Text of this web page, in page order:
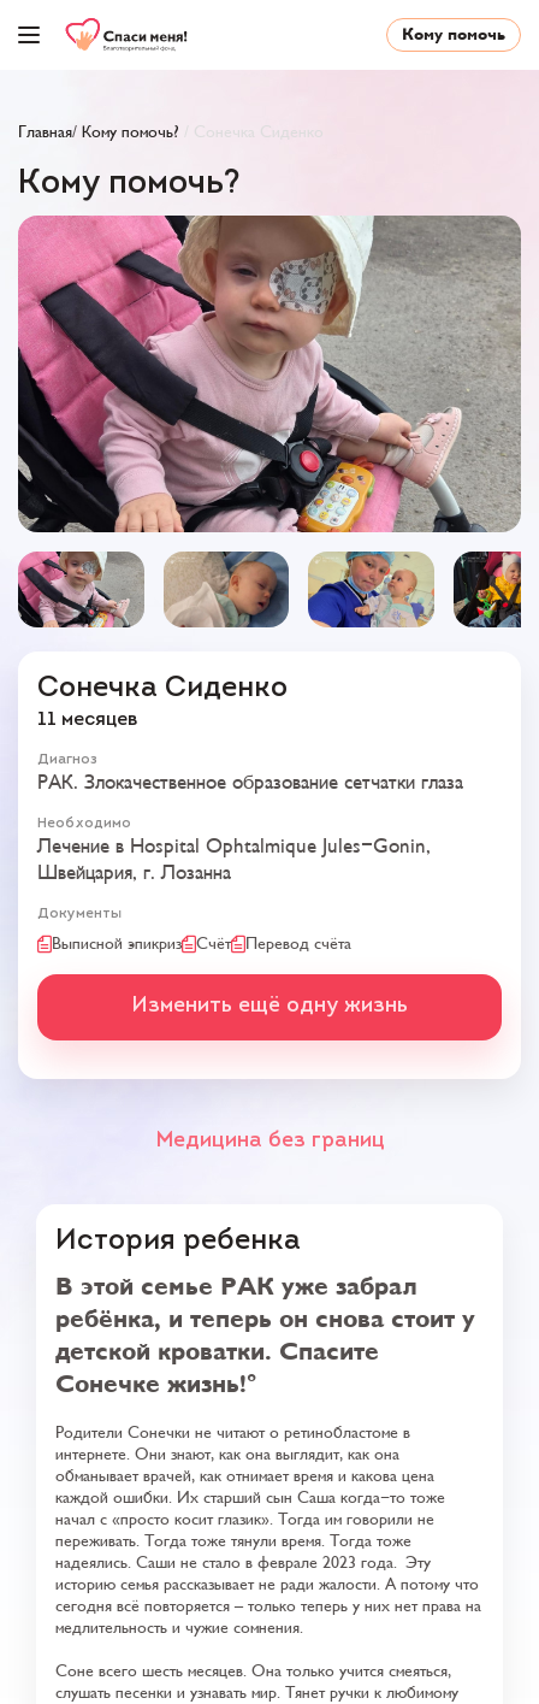
Кому помочь
Главная/ Кому помочь? Сонечка Сиденко
Кому помочь?
Сонечка Сиденко
11 месяцев
Диагноз
РАК. Злокачественное образование сетчатки глаза
Необходимо
Лечение в Hospital Ophtalmique Jules-Gonin,
Швейцария, г. Лозанна
Документы
Выписной эпикриз Счёт Перевод счёта
Изменить ещё одну жизнь
Медицина без границ
История ребенка
В этой семье РАК уже забрал
ребёнка, и теперь он снова стоит у
детской кроватки. Спасите
Сонечке жизнь!
Родители Сонечки не читают о ретинобластоме в
интернете. Они знают, как она выглядит, как она
обманывает врачей, как отнимает время и какова цена
каждой ошибки. Их старший сын Саша когда-то тоже
начал с «просто косит глазик». Тогда им говорили не
переживать. Тогда тоже тянули время. Тогда тоже
надеялись. Саши не стало в феврале 2023 года. Эту
историю семья рассказывает не ради жалости. А потому что
сегодня всё повторяется – только теперь у них нет права на
медлительность и чужие сомнения.
Соне всего шесть месяцев. Она только учится смеяться,
слушать песенки и узнавать мир. Тянет ручки к любимому